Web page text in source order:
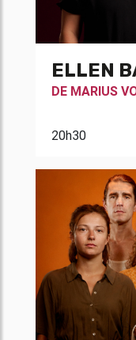
ELLEN
DE MARIUS
20h30